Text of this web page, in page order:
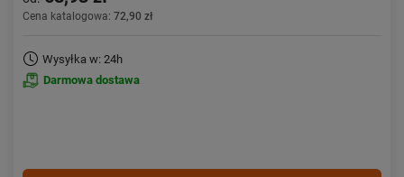
Cena katalogowa: 72,90 zł
Wysyłka w: 24h
Darmowa dostawa